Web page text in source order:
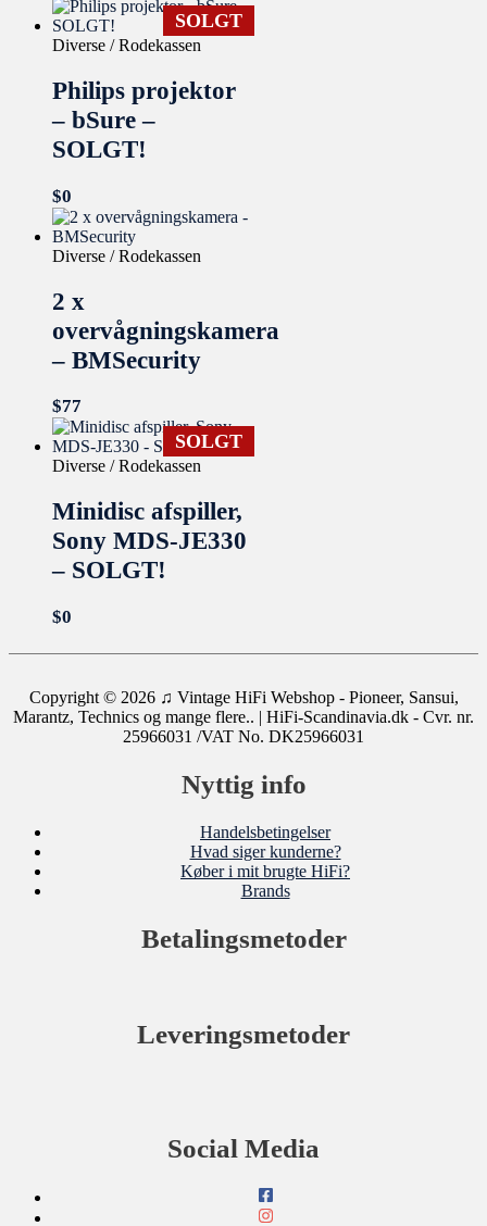
SOLGT
Diverse / Rodekassen
Philips projektor
– bSure –
SOLGT!
$0
Diverse / Rodekassen
2 x
overvågningskamera
– BMSecurity
$77
SOLGT
Diverse / Rodekassen
Minidisc afspiller,
Sony MDS-JE330
– SOLGT!
$0
Copyright © 2026 ♫ Vintage HiFi Webshop - Pioneer, Sansui,
Marantz, Technics og mange flere.. | HiFi-Scandinavia.dk - Cvr. nr.
25966031 /VAT No. DK25966031
Nyttig info
Handelsbetingelser
Hvad siger kunderne?
Køber i mit brugte HiFi?
Brands
Betalingsmetoder
Leveringsmetoder
Social Media